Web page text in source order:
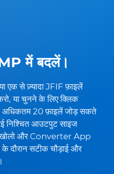
में बदलें।
एक से ज़्यादा JFIF फ़ाइलें
या चुनने के लिए क्लिक
अधिकतम 20 फ़ाइलें जोड़ सकते
निश्चित आउटपुट साइज
खोलो और Converter App
दौरान सटीक चौड़ाई और